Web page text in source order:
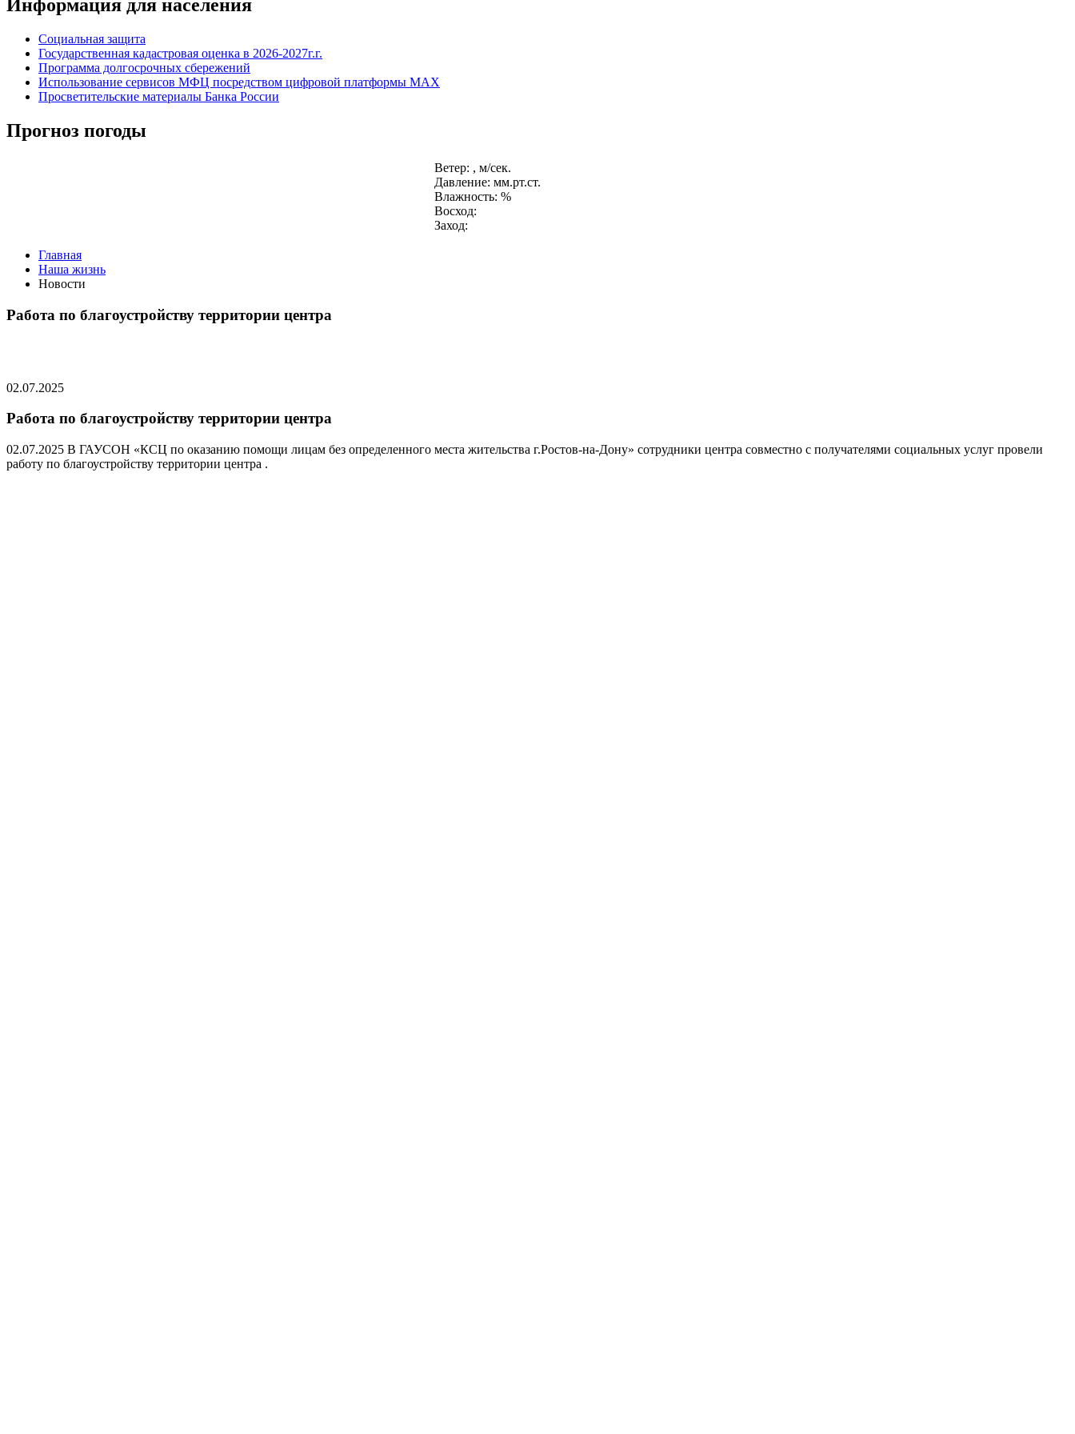
Информация для населения
Социальная защита
Государственная кадастровая оценка в 2026-2027г.г.
Программа долгосрочных сбережений
Использование сервисов МФЦ посредством цифровой платформы MAX
Просветительские материалы Банка России
Прогноз погоды
Ветер: , м/сек.
Давление: мм.рт.ст.
Влажность: %
Восход:
Заход:
Главная
Наша жизнь
Новости
Работа по благоустройству территории центра
02.07.2025
Работа по благоустройству территории центра
02.07.2025 В ГАУСОН «КСЦ по оказанию помощи лицам без определенного места жительства г.Ростов-на-Дону» сотрудники центра совместно с получателями социальных услуг провели
работу по благоустройству территории центра .